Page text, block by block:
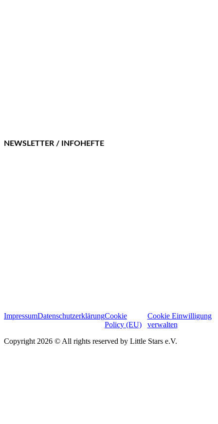
NEWSLETTER / INFOHEFTE
ImpressumDatenschutzerklärungCookie
Policy (EU)
Cookie Einwilligung
verwalten
Copyright 2026 © All rights reserved by Little Stars e.V.